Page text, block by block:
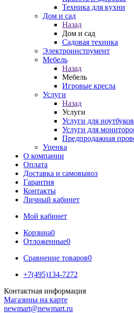
Техника для кухни
Дом и сад
Назад
Дом и сад
Садовая техника
Электроинструмент
Мебель
Назад
Мебель
Игровые кресла
Услуги
Назад
Услуги
Услуги для ноутбуков
Услуги для
Предпродажная
Уценка
О компании
Оплата
Доставка и самовывоз
Гарантия
Контакты
Личный кабинет
Мой кабинет
Корзина0
Отложенные0
Сравнение товаров0
+7(495)134-7272
Контактная информация
Магазины на карте
newmart@newmart.ru